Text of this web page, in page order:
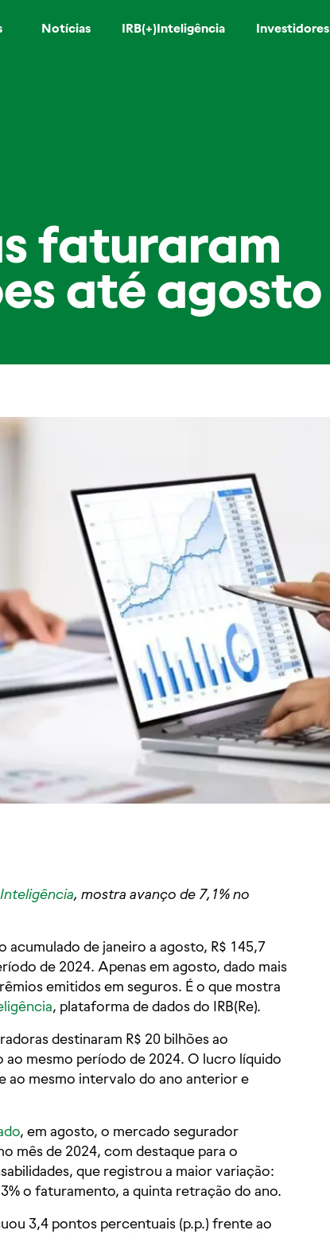
Notícias IRB(+)Inteligência Investidores
faturaram
até agosto
, mostra avanço de 7,1% no
de janeiro a agosto, R$ 145,7
de 2024. Apenas em agosto, dado mais
emitidos em seguros. É o que mostra
, plataforma de dados do IRB(Re).
destinaram R$ 20 bilhões ao
mesmo período de 2024. O lucro líquido
ao mesmo intervalo do ano anterior e
, em agosto, o mercado segurador
mês de 2024, com destaque para o
que registrou a maior variação:
o faturamento, a quinta retração do ano.
3,4 pontos percentuais (p.p.) frente ao